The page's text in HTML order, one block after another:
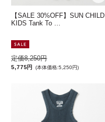
【SALE 30%OFF】SUN CHILD
KIDS Tank To …
定価8,250円
5,775円 (本体価格:5,250円)